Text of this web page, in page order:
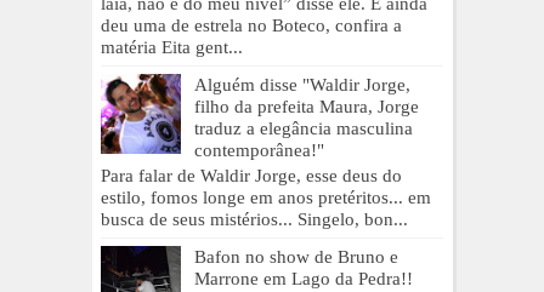
deu uma de estrela no Boteco, confira a
matéria Eita gent...
Alguém disse "Waldir Jorge,
filho da prefeita Maura, Jorge
traduz a elegância masculina
contemporânea!"
Para falar de Waldir Jorge, esse deus do
estilo, fomos longe em anos pretéritos... em
busca de seus mistérios... Singelo, bon...
Bafon no show de Bruno e
Marrone em Lago da Pedra!!